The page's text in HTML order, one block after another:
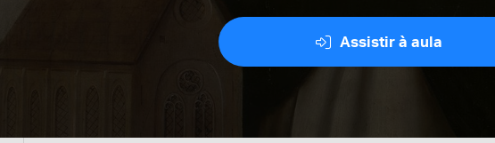
Assistir à aula